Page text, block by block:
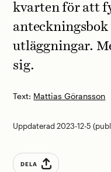
Text: Mattias Göransson
kvarten för att
anteckningsbok
utläggningar.
sig.
Uppdaterad 2023-12-5
DELA